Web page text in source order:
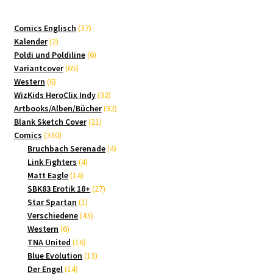
Comics Englisch 3737
Kalender 22
Produkte
Poldi und Poldiline 66
Variantcover 6565
Western 66
Produkte
WizKids HeroClix Indy 3232
Produkte
Artbooks/Alben/Bücher 9292
Blank Sketch Cover 2121
Comics 330330
Produkte
Bruchbach Serenade 44
Link Fighters 44
Matt Eagle 1414
Produkte
SBK83 Erotik 18+ 2727
Star Spartan 11
Produkt
Verschiedene 4343
Western 66
Produkte
TNA United 1616
Produkte
Blue Evolution 1313
Der Engel 1414